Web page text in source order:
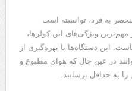
به فرد، توانسته است
ویژگی‌های این کولرها،
این دستگاه‌ها با بهره‌گیری از
در عین حال که هوای مطبوع و
به حداقل برسانند.